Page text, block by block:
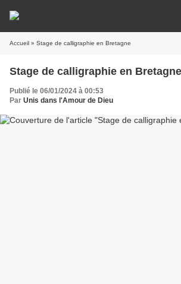
Accueil » Stage de calligraphie en Bretagne
Stage de calligraphie en Bretagne
Publié le 06/01/2024 à 00:53
Par Unis dans l'Amour de Dieu